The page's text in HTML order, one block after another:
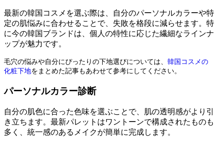
最新の韓国コスメを選ぶ際は、自分のパーソナルカラーや特
定の肌悩みに合わせることで、失敗を格段に減らせます。特
に今の韓国ブランドは、個人の特性に応じた繊細なラインナ
ップが魅力です。
毛穴の悩みや自分にぴったりの下地選びについては、 韓国コスメの
化粧下地をまとめた記事もあわせて参考にしてください。
パーソナルカラー診断
自分の肌色に合った色味を選ぶことで、肌の透明感がより引
き立ちます。最新パレットはワントーンで構成されたものも
多く、統一感のあるメイクが簡単に完成します。